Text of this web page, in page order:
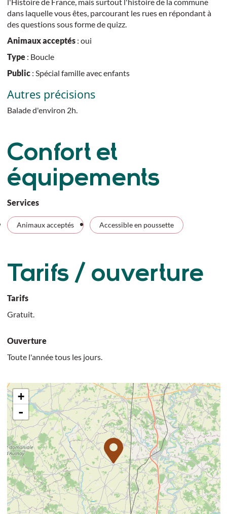
dans laquelle vous êtes, parcourant les rues en répondant à
des questions sous forme de quizz.
Animaux acceptés: oui
Type: Boucle
Public: Spécial famille avec enfants
Autres précisions
Balade d'environ 2h.
Confort et
équipements
Services
Animaux acceptés Accessible en poussette
Tarifs / ouverture
Tarifs
Gratuit.
Ouverture
Toute l'année tous les jours.
+
-